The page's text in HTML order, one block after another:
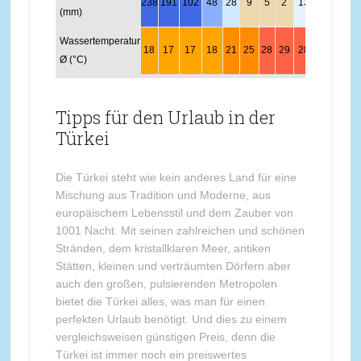
(mm)
238 191 102 48 28 9 5 2 13
Wassertemperatur
Ø (°C)
18 17 17 18 21 25 28 29 28
Tipps für den Urlaub in der
Türkei
Die Türkei steht wie kein anderes Land für eine
Mischung aus Tradition und Moderne, aus
europäischem Lebensstil und dem Zauber von
1001 Nacht. Mit seinen zahlreichen und schönen
Stränden, dem kristallklaren Meer, antiken
Stätten, kleinen und verträumten Dörfern aber
auch den großen, pulsierenden Metropolen
bietet die Türkei alles, was man für einen
perfekten Urlaub benötigt. Und dies zu einem
vergleichsweisen günstigen Preis, denn die
Türkei ist immer noch ein preiswertes